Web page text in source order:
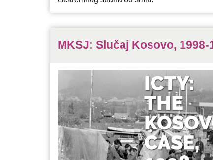
MKSJ: Slučaj Kosovo, 1998-